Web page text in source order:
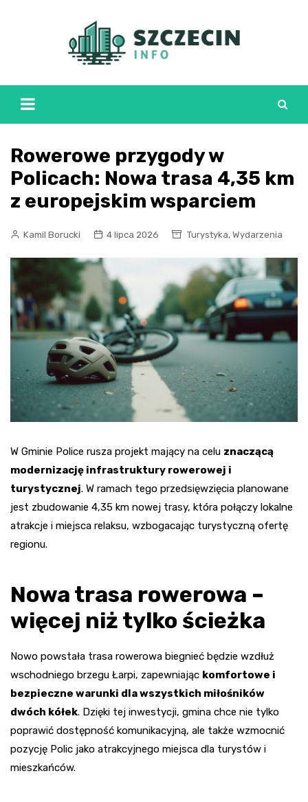
Rowerowe przygody w
Policach: Nowa trasa 4,35 km
z europejskim wsparciem
Kamil Borucki 4 lipca 2026 Turystyka, Wydarzenia
W Gminie Police rusza projekt mający na celu znaczącą
modernizację infrastruktury rowerowej i
turystycznej. W ramach tego przedsięwzięcia planowane
jest zbudowanie 4,35 km nowej trasy, która połączy lokalne
atrakcje i miejsca relaksu, wzbogacając turystyczną ofertę
regionu.
Nowa trasa rowerowa –
więcej niż tylko ścieżka
Nowo powstała trasa rowerowa biegnieć będzie wzdłuż
wschodniego brzegu Łarpi, zapewniając komfortowe i
bezpieczne warunki dla wszystkich miłośników
dwóch kółek. Dzięki tej inwestycji, gmina chce nie tylko
poprawić dostępność komunikacyjną, ale także wzmocnić
pozycję Polic jako atrakcyjnego miejsca dla turystów i
mieszkańców.